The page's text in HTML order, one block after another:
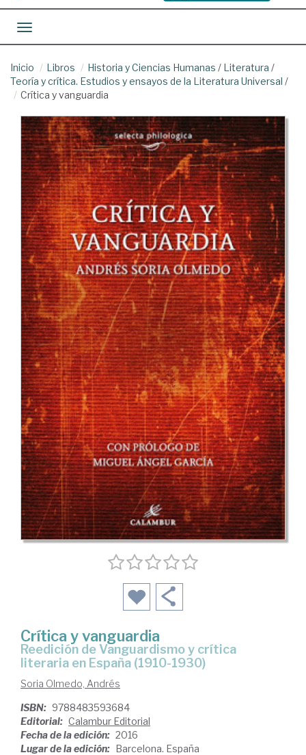
Toggle navigation
Inicio Libros Historia y Ciencias Humanas / Literatura /
Teoría y crítica. Estudios y ensayos de la Literatura Universal /
Crítica y vanguardia
Crítica y vanguardia
Reedición de Vanguardismo y crítica
literaria en España (1910-1930)
Soria Olmedo, Andrés
ISBN: 9788483593684
Editorial: Calambur Editorial
Fecha de la edición: 2016
Lugar de la edición: Barcelona. España